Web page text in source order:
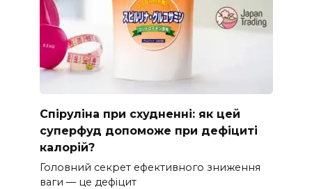
Спіруліна при схудненні: як цей
суперфуд допоможе при дефіциті
калорій?
Головний секрет ефективного зниження
ваги — це дефіцит